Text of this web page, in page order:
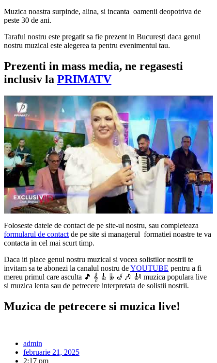
Muzica noastra surpinde, alina, si incanta oamenii deopotriva de
peste 30 de ani.
Taraful nostru este pregatit sa fie prezent in București daca genul
nostru muzical este alegerea ta pentru evenimentul tau.
Prezenti in mass media, ne regasesti
inclusiv la PRIMATV
Foloseste datele de contact de pe site-ul nostru, sau completeaza
formularul de contact de pe site si managerul formatiei noastre te va
contacta in cel mai scurt timp.
Daca iti place genul nostru muzical si vocea solistilor nostrii te
invitam sa te abonezi la canalul nostru deYOUTUBE pentru a fi
mereu primul care asculta 🎵 𝄞 🎸 𝄫 🎷🎶 🎻 muzica populara live
si muzica lenta sau de petrecere interpretata de solistii nostrii.
Muzica de petrecere si muzica live!
admin
februarie 21, 2025
2:17 pm